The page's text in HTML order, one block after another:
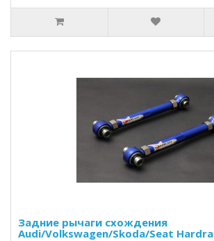
Задние рычаги схождения
Audi/Volkswagen/Skoda/Seat